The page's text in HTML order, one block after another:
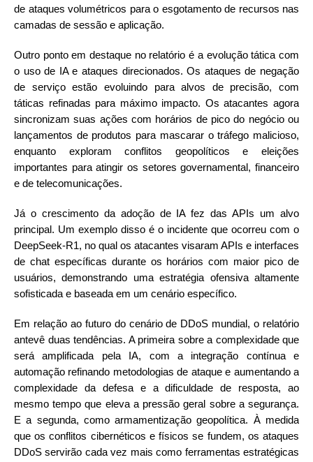
de ataques volumétricos para o esgotamento de recursos nas
camadas de sessão e aplicação.
Outro ponto em destaque no relatório é a evolução tática com
o uso de IA e ataques direcionados. Os ataques de negação
de serviço estão evoluindo para alvos de precisão, com
táticas refinadas para máximo impacto. Os atacantes agora
sincronizam suas ações com horários de pico do negócio ou
lançamentos de produtos para mascarar o tráfego malicioso,
enquanto exploram conflitos geopolíticos e eleições
importantes para atingir os setores governamental, financeiro
e de telecomunicações.
Já o crescimento da adoção de IA fez das APIs um alvo
principal. Um exemplo disso é o incidente que ocorreu com o
DeepSeek-R1, no qual os atacantes visaram APIs e interfaces
de chat específicas durante os horários com maior pico de
usuários, demonstrando uma estratégia ofensiva altamente
sofisticada e baseada em um cenário específico.
Em relação ao futuro do cenário de DDoS mundial, o relatório
antevê duas tendências. A primeira sobre a complexidade que
será amplificada pela IA, com a integração contínua e
automação refinando metodologias de ataque e aumentando a
complexidade da defesa e a dificuldade de resposta, ao
mesmo tempo que eleva a pressão geral sobre a segurança.
E a segunda, como armamentização geopolítica. À medida
que os conflitos cibernéticos e físicos se fundem, os ataques
DDoS servirão cada vez mais como ferramentas estratégicas